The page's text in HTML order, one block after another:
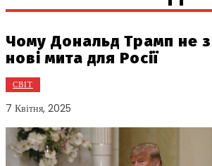
Чому Дональд Трамп не
нові мита для Росії
СВІТ
7 Квітня, 2025